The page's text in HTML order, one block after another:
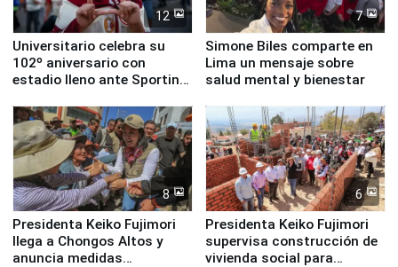
12
Universitario celebra su
102º aniversario con
estadio lleno ante Sporting
7
Simone Biles comparte en
Lima un mensaje sobre
salud mental y bienestar
8
Presidenta Keiko Fujimori
llega a Chongos Altos y
anuncia medidas
6
Presidenta Keiko Fujimori
supervisa construcción de
vivienda social para